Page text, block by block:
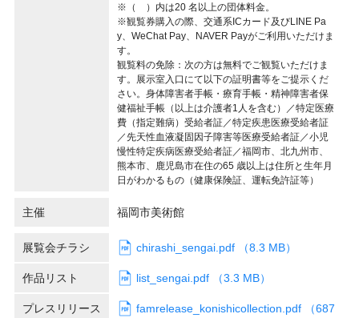
※（ ）内は20 名以上の団体料金。
※観覧券購入の際、交通系ICカード及びLINE Pa
y、WeChat Pay、NAVER Payがご利用いただけま
す。
観覧料の免除：次の方は無料でご観覧いただけま
す。展示室入口にて以下の証明書等をご提示くだ
さい。身体障害者手帳・療育手帳・精神障害者保
健福祉手帳（以上は介護者1人を含む）／特定医療
費（指定難病）受給者証／特定疾患医療受給者証
／先天性血液凝固因子障害等医療受給者証／小児
慢性特定疾病医療受給者証／福岡市、北九州市、
熊本市、鹿児島市在住の65 歳以上は住所と生年月
日がわかるもの（健康保険証、運転免許証等）
主催 福岡市美術館
展覧会チラシ chirashi_sengai.pdf （8.3 MB）
作品リスト list_sengai.pdf （3.3 MB）
プレスリリース
famrelease_konishicollection.pdf （687